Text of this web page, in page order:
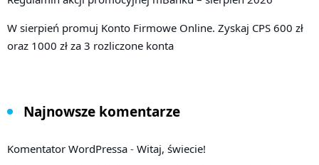
W sierpień promuj Konto Firmowe Online. Zyskaj CPS 600 zł
oraz 1000 zł za 3 rozliczone konta
Najnowsze komentarze
Komentator WordPressa - Witaj, świecie!